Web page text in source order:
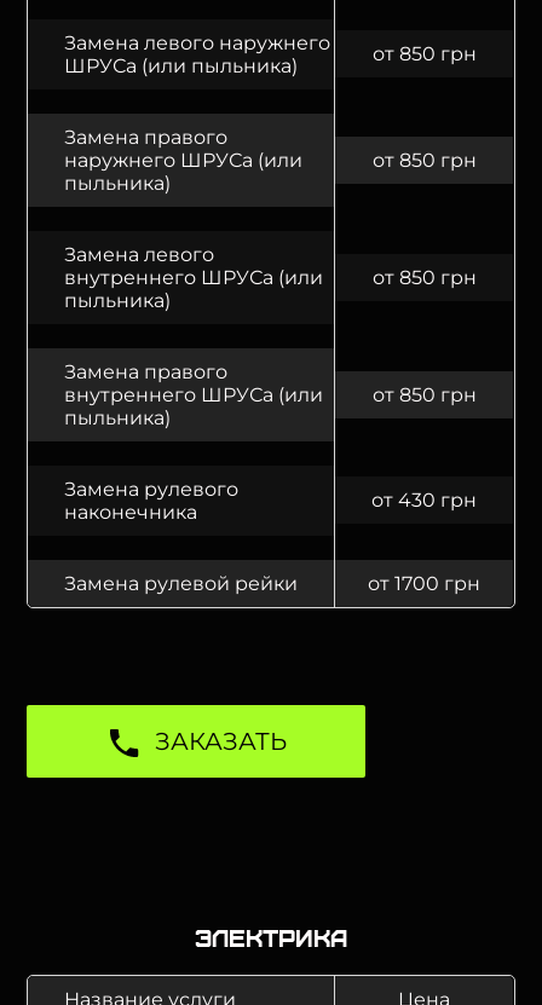
Замена левого наружнего
ШРУСа (или пыльника)
от 850 грн
Замена правого
наружнего ШРУСа (или
пыльника)
от 850 грн
Замена левого
внутреннего ШРУСа (или
пыльника)
от 850 грн
Замена правого
внутреннего ШРУСа (или
пыльника)
от 850 грн
Замена рулевого
наконечника
от 430 грн
Замена рулевой рейки от 1700 грн
ЗАКАЗАТЬ
Электрика
Название услуги Цена